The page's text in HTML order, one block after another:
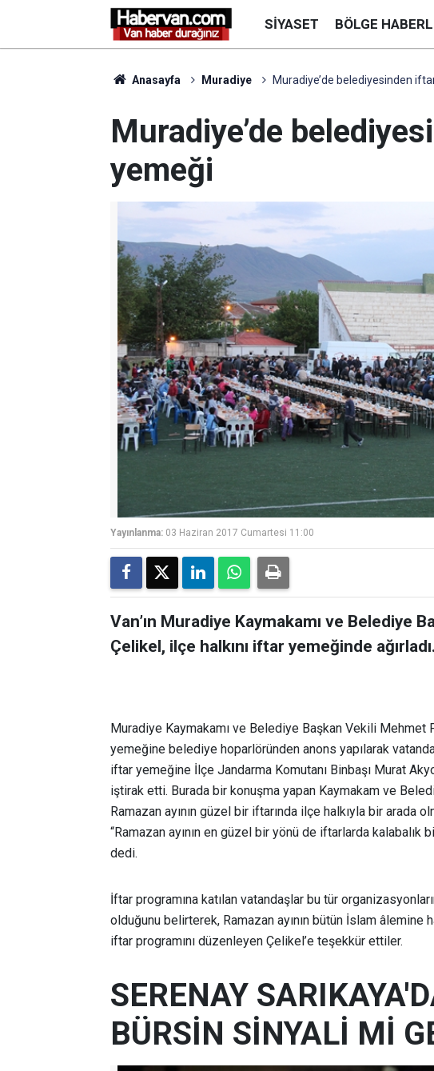
SIYASET BÖLGE
Anasayfa Muradiye Muradiye’de belediyesinden
Muradiye’de
yemeği
Yayınlanma: 03 Haziran 2017 Cumartesi 11:00
Van’ın Muradiye Kaymakamı ve Belediye
Çelikel, ilçe halkını iftar yemeğinde ağırladı.
Muradiye Kaymakamı ve Belediye Başkan Vekili Mehmet
yemeğine belediye hoparlöründen anons yapılarak
iftar yemeğine İlçe Jandarma Komutanı Binbaşı Murat
iştirak etti. Burada bir konuşma yapan Kaymakam ve
Ramazan ayının güzel bir iftarında ilçe halkıyla bir arada
“Ramazan ayının en güzel bir yönü de iftarlarda kalabalık
dedi.
İftar programına katılan vatandaşlar bu tür
olduğunu belirterek, Ramazan ayının bütün İslam
iftar programını düzenleyen Çelikel’e teşekkür ettiler.
SERENAY
BÜRSİN SİNYALİ Mİ